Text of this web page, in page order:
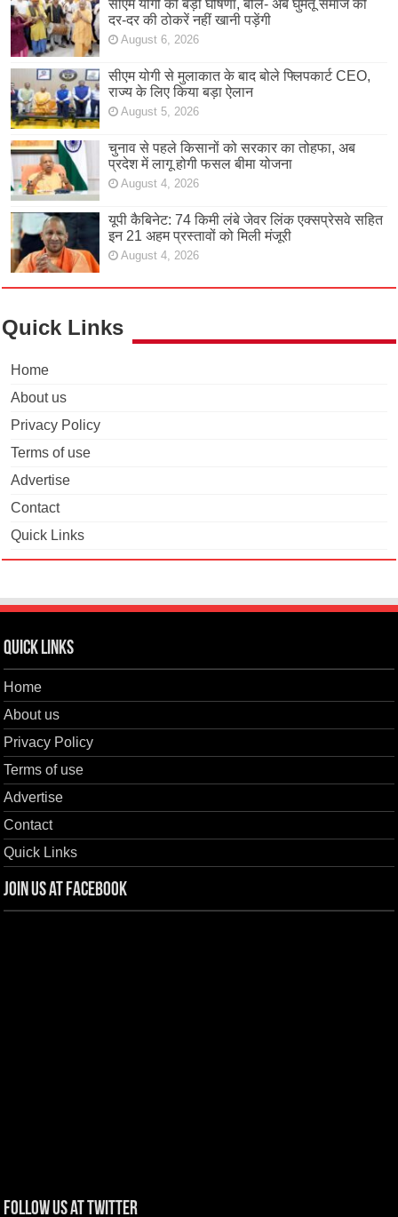
सीएम योगी की बड़ी घोषणा, बोले- अब घुमंतू समाज को
दर-दर की ठोकरें नहीं खानी पड़ेंगी
August 6, 2026
सीएम योगी से मुलाकात के बाद बोले फ्लिपकार्ट CEO,
राज्य के लिए किया बड़ा ऐलान
August 5, 2026
चुनाव से पहले किसानों को सरकार का तोहफा, अब
प्रदेश में लागू होगी फसल बीमा योजना
August 4, 2026
यूपी कैबिनेट: 74 किमी लंबे जेवर लिंक एक्सप्रेसवे सहित
इन 21 अहम प्रस्तावों को मिली मंजूरी
August 4, 2026
Quick Links
Home
About us
Privacy Policy
Terms of use
Advertise
Contact
Quick Links
Quick Links
Home
About us
Privacy Policy
Terms of use
Advertise
Contact
Quick Links
Join us at Facebook
Follow us at Twitter